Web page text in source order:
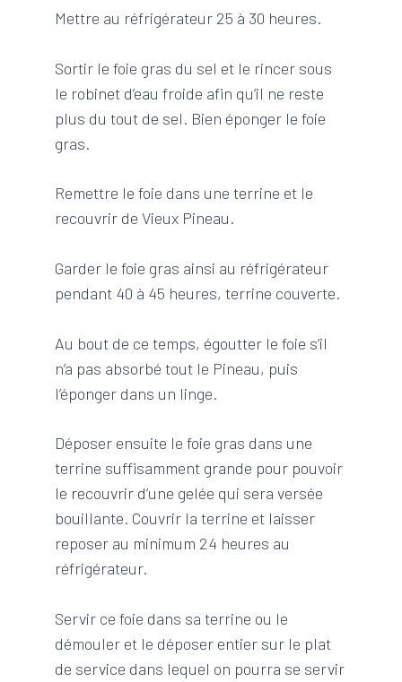
Mettre au réfrigérateur 25 à 30 heures.
Sortir le foie gras du sel et le rincer sous
le robinet d’eau froide afin qu’il ne reste
plus du tout de sel. Bien éponger le foie
gras.
Remettre le foie dans une terrine et le
recouvrir de Vieux Pineau.
Garder le foie gras ainsi au réfrigérateur
pendant 40 à 45 heures, terrine couverte.
Au bout de ce temps, égoutter le foie s’il
n’a pas absorbé tout le Pineau, puis
l’éponger dans un linge.
Déposer ensuite le foie gras dans une
terrine suffisamment grande pour pouvoir
le recouvrir d’une gelée qui sera versée
bouillante. Couvrir la terrine et laisser
reposer au minimum 24 heures au
réfrigérateur.
Servir ce foie dans sa terrine ou le
démouler et le déposer entier sur le plat
de service dans lequel on pourra se servir